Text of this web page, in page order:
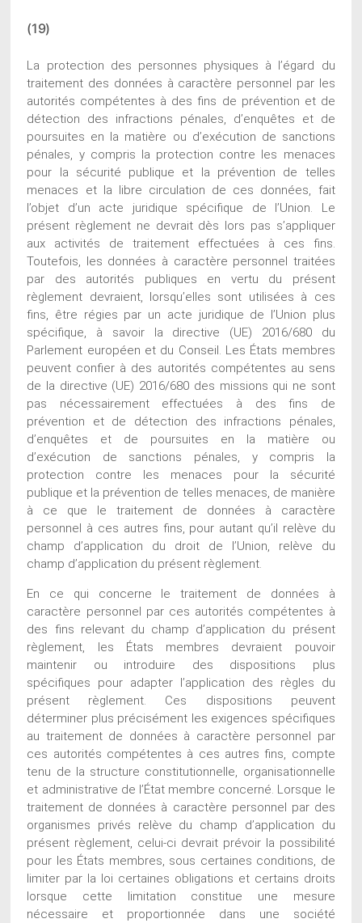
(19)
La protection des personnes physiques à l’égard du
traitement des données à caractère personnel par les
autorités compétentes à des fins de prévention et de
détection des infractions pénales, d’enquêtes et de
poursuites en la matière ou d’exécution de sanctions
pénales, y compris la protection contre les menaces
pour la sécurité publique et la prévention de telles
menaces et la libre circulation de ces données, fait
l’objet d’un acte juridique spécifique de l’Union. Le
présent règlement ne devrait dès lors pas s’appliquer
aux activités de traitement effectuées à ces fins.
Toutefois, les données à caractère personnel traitées
par des autorités publiques en vertu du présent
règlement devraient, lorsqu’elles sont utilisées à ces
fins, être régies par un acte juridique de l’Union plus
spécifique, à savoir la directive (UE) 2016/680 du
Parlement européen et du Conseil. Les États membres
peuvent confier à des autorités compétentes au sens
de la directive (UE) 2016/680 des missions qui ne sont
pas nécessairement effectuées à des fins de
prévention et de détection des infractions pénales,
d’enquêtes et de poursuites en la matière ou
d’exécution de sanctions pénales, y compris la
protection contre les menaces pour la sécurité
publique et la prévention de telles menaces, de manière
à ce que le traitement de données à caractère
personnel à ces autres fins, pour autant qu’il relève du
champ d’application du droit de l’Union, relève du
champ d’application du présent règlement.
En ce qui concerne le traitement de données à
caractère personnel par ces autorités compétentes à
des fins relevant du champ d’application du présent
règlement, les États membres devraient pouvoir
maintenir ou introduire des dispositions plus
spécifiques pour adapter l’application des règles du
présent règlement. Ces dispositions peuvent
déterminer plus précisément les exigences spécifiques
au traitement de données à caractère personnel par
ces autorités compétentes à ces autres fins, compte
tenu de la structure constitutionnelle, organisationnelle
et administrative de l’État membre concerné. Lorsque le
traitement de données à caractère personnel par des
organismes privés relève du champ d’application du
présent règlement, celui-ci devrait prévoir la possibilité
pour les États membres, sous certaines conditions, de
limiter par la loi certaines obligations et certains droits
lorsque cette limitation constitue une mesure
nécessaire et proportionnée dans une société